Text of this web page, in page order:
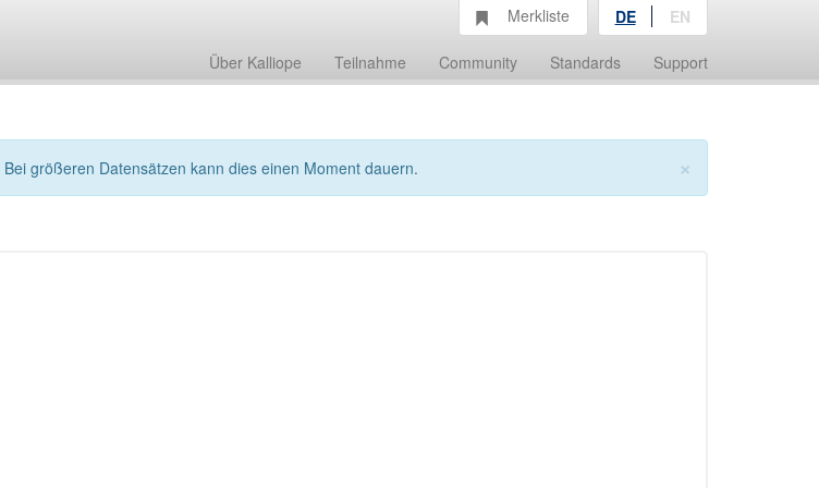
Über Kalliope Teilnahme Community Standards Support
Merkliste DE EN
×
Bei größeren Datensätzen kann dies einen Moment dauern.